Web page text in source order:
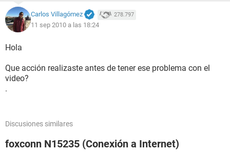
Carlos Villagómez 278.797
11 sep 2010 a las 18:24
Hola
Que acción realizaste antes de tener ese problema con el
video?
.
Discusiones similares
foxconn N15235 (Conexión a Internet)